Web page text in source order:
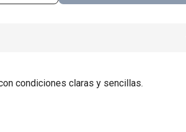
condiciones claras y sencillas.